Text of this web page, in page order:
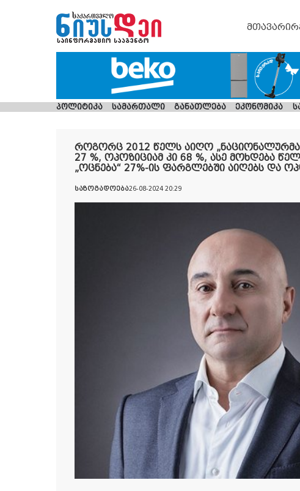
მთავარი
პოლიტიკა სამართალი განათლება ეკონომიკა
როგორც 2012 წელს აიღო
27 %, ოპოზიციამ კი 68 %, ასე მოხდება
„ოცნება“ 27%-ის ფარგლებში აიღებს და
საზოგადოება26-08-2024 20:29